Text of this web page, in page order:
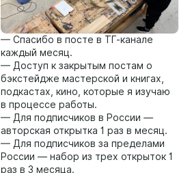
— Спасибо в посте в ТГ-канале
каждый месяц.
— Доступ к закрытым постам о
бэкстейдже мастерской и книгах,
подкастах, кино, которые я изучаю
в процессе работы.
— Для подписчиков в России —
авторская открытка 1 раз в месяц.
— Для подписчиков за пределами
России — набор из трех открыток 1
раз в 3 месяца.